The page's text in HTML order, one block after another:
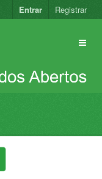
Entrar Registrar